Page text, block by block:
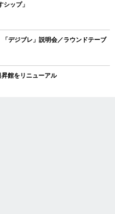
ップ」
デジブレ」説明会／ラウンドテーブ
館をリニューアル